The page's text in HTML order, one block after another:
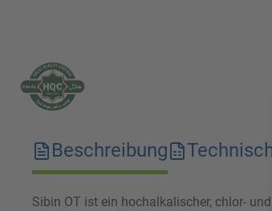
Beschreibung
Sibin OT ist ein hochalkalischer, chlor-